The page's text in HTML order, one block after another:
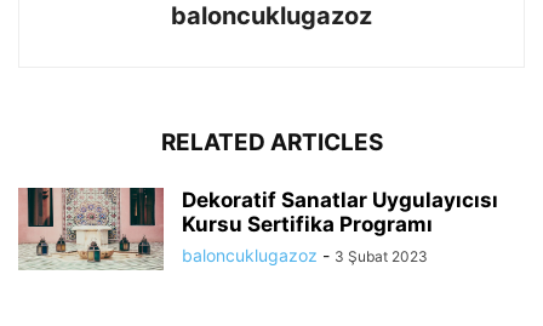
baloncuklugazoz
RELATED ARTICLES
Dekoratif Sanatlar Uygulayıcısı
Kursu Sertifika Programı
baloncuklugazoz - 3 Şubat 2023